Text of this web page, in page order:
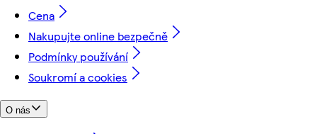
Cena
Nakupujte online bezpečně
Podmínky používání
Soukromí a cookies
O nás